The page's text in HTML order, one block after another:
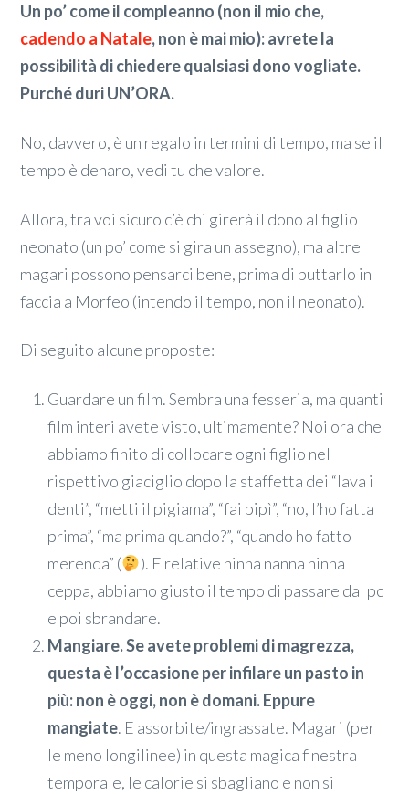
Un po’ come il compleanno (non il mio che,
cadendo a Natale, non è mai mio): avrete la
possibilità di chiedere qualsiasi dono vogliate.
Purché duri UN’ORA.
No, davvero, è un regalo in termini di tempo, ma se il
tempo è denaro, vedi tu che valore.
Allora, tra voi sicuro c’è chi girerà il dono al figlio
neonato (un po’ come si gira un assegno), ma altre
magari possono pensarci bene, prima di buttarlo in
faccia a Morfeo (intendo il tempo, non il neonato).
Di seguito alcune proposte:
Guardare un film. Sembra una fesseria, ma quanti
film interi avete visto, ultimamente? Noi ora che
abbiamo finito di collocare ogni figlio nel
rispettivo giaciglio dopo la staffetta dei “lava i
denti”, “metti il pigiama”, “fai pipì”, “no, l’ho fatta
prima”, “ma prima quando?”, “quando ho fatto
merenda” (
). E relative ninna nanna ninna
ceppa, abbiamo giusto il tempo di passare dal pc
e poi sbrandare.
Mangiare. Se avete problemi di magrezza,
questa è l’occasione per infilare un pasto in
più: non è oggi, non è domani. Eppure
mangiate. E assorbite/ingrassate. Magari (per
le meno longilinee) in questa magica finestra
temporale, le calorie si sbagliano e non si